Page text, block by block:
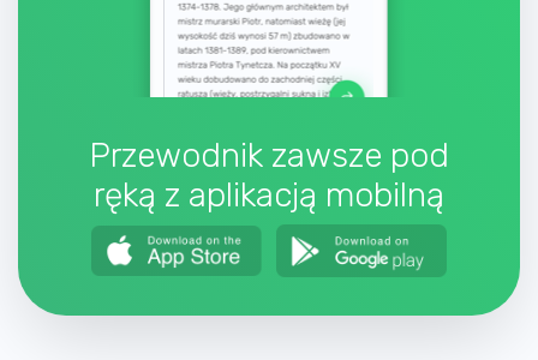
Przewodnik zawsze pod
ręką z aplikacją mobilną